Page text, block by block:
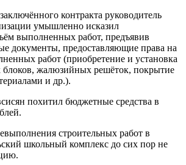
контракта руководитель
умышленно исказил
выполненных работ, предъявив
документы, предоставляющие права на
работ (приобретение и установка
жалюзийных решёток, покрытие
и др.).
похитил бюджетные средства в
строительных работ в
школьный комплекс до сих пор не